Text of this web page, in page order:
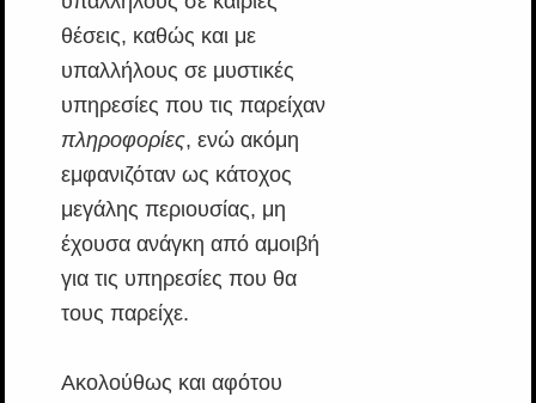
θέσεις, καθώς και με
υπαλλήλους σε μυστικές
υπηρεσίες που τις παρείχαν
πληροφορίες, ενώ ακόμη
εμφανιζόταν ως κάτοχος
μεγάλης περιουσίας, μη
έχουσα ανάγκη από αμοιβή
για τις υπηρεσίες που θα
τους παρείχε.
Ακολούθως και αφότου